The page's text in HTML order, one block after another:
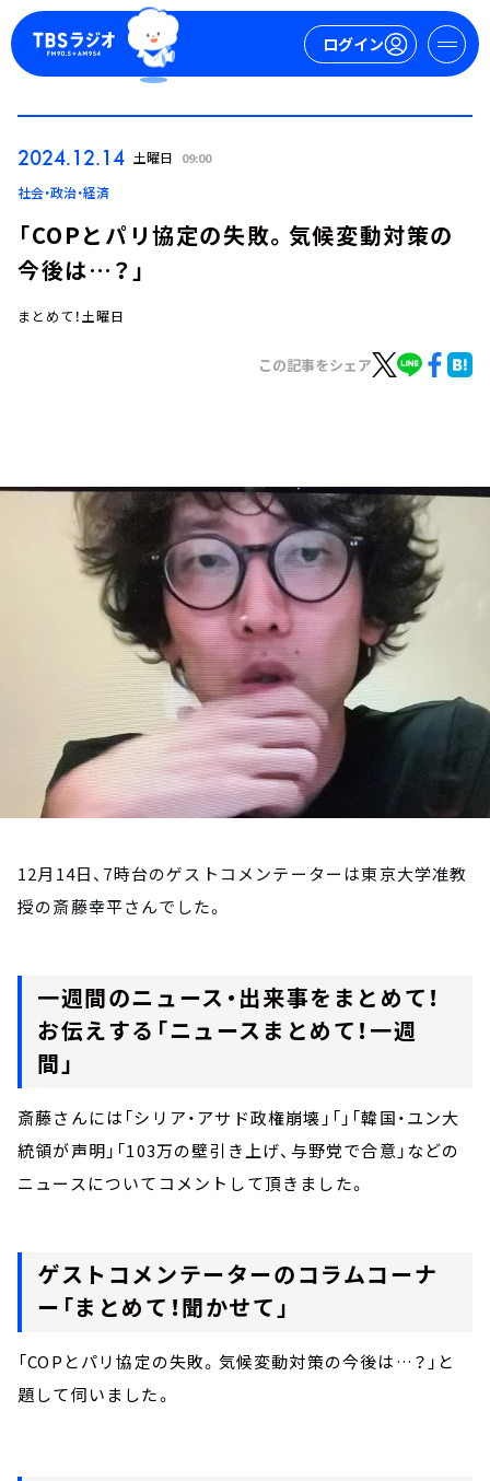
ログイン
お知らせ
イベント・グッズ
YouTube
会社情報
2024.12.14 土曜日 09:00
社会・政治・経済
「COPとパリ協定の失敗。気候変動対策の
今後は…？」
まとめて！土曜日
この記事をシェア
12月14日、7時台のゲストコメンテーターは東京大学准教
授の斎藤幸平さんでした。
一週間のニュース・出来事をまとめて！
お伝えする「ニュースまとめて！一週
間」
斎藤さんには「シリア・アサド政権崩壊」「」「韓国・ユン大
統領が声明」「103万の壁引き上げ、与野党で合意」などの
ニュースについてコメントして頂きました。
ゲストコメンテーターのコラムコーナ
ー「まとめて！聞かせて」
「COPとパリ協定の失敗。気候変動対策の今後は…？」と
題して伺いました。